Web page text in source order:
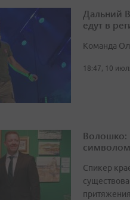
Дальний
едут в
Команда
18:47, 10
Волошко:
Спикер